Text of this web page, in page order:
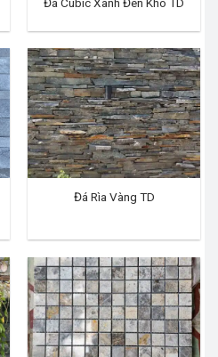
Đá Cubic Xanh Đen Khò TD
Đá Rìa Vàng TD